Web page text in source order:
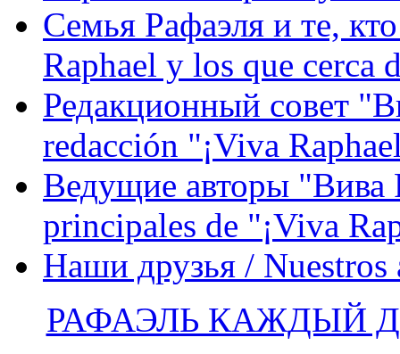
Семья Рафаэля и те,
Raphael y los que cerca
Редакционный совет
redacción "¡Viva
Ведущие авторы "Вива
principales de "¡Viva
Наши друзья / Nuestros
РАФАЭЛЬ КАЖДЫЙ